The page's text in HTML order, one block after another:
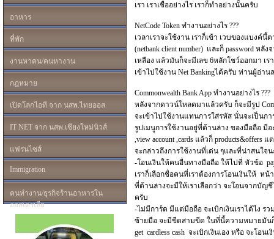
อาหาร
ที่พัก
งานหาคน/คนหางาน
กฎหมาย
เปิดโลกไอที จาก นสพ.ไทยออส
IT NET จาก นสพ.เชียงใหม่นิวส์
แฟรนไซส์
Immigration
คนทำงาน/ธุรกิจร้านอาหารใน
ออสเตรเลีย
เรา เราเชื่ออย่างไร เราก็ทำอย่างนั้นครับ
NetCode Token ทำงานอย่างไร ???
เวลาเราจะใช้งาน เราก็เข้า เวบของแบงค์
(netbank client number) และก็ password ห
เหลือง แล้วมันก็จะมีเลข 6หลักโชว์ออกมา เ
เข้าไปใช้งาน Net Bankingได้ครับ ท่านผู้อ่
Commonwealth Bank App ทำงานอย่างไร ???
หลังจากดาวน์โหลดมาแล้วครับ ก็จะมีรูป
จะเข้าไปใช้งานแทนการใส่รหัส นั่นจะเป็นก
รูปเมนูการใช้งานอยู่ที่ด้านล่าง ของมือถือ มีอะ
,view account ,cards แล้วก็
จะกล่าวถึงการใช้งานที่เด่น ๆและที่น่าสนใจ
-โอนเงินให้คนอื่นทางมือถือ ให้ไปที่ หัวข้อ
เราก็เลือกชื่อคนที่เราต้องการโอนเงินให้ หน้
ที่ด้านล่างจะมีให้เราเลือกว่า จะโอนจากบั
ครับ
-ไม่มีการ์ด มีแต่มือถือ จะเบิกเงินเราได้ไง
ซ้ายมือ จะมีขีดสามขีด ในที่นี้ความหมายมัน
get cardless cash จะเบิกเงินเอง หรือ จะโอ